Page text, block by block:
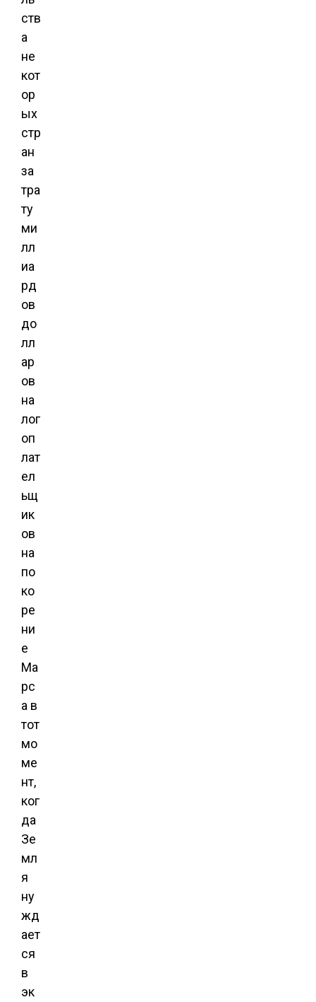
ств
а
не
кот
ор
ых
стр
ан
за
тра
ту
ми
лл
иа
рд
ов
до
лл
ар
ов
на
лог
оп
лат
ел
ьщ
ик
ов
на
по
ко
ре
ни
е
Ма
рс
а в
тот
мо
ме
нт,
ког
да
Зе
мл
я
ну
жд
ает
ся
в
эк